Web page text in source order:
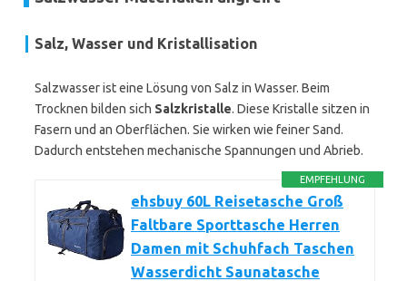
Salz, Wasser und Kristallisation
Salzwasser ist eine Lösung von Salz in Wasser. Beim
Trocknen bilden sich Salzkristalle. Diese Kristalle sitzen in
Fasern und an Oberflächen. Sie wirken wie feiner Sand.
Dadurch entstehen mechanische Spannungen und Abrieb.
EMPFEHLUNG
ehsbuy 60L Reisetasche Groß
Faltbare Sporttasche Herren
Damen mit Schuhfach Taschen
Wasserdicht Saunatasche